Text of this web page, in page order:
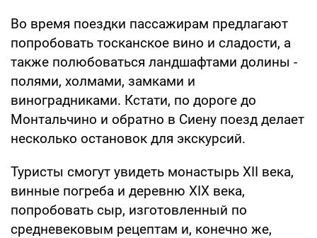
Во время поездки пассажирам предлагают
попробовать тосканское вино и сладости, а
также полюбоваться ландшафтами долины -
полями, холмами, замками и
виноградниками. Кстати, по дороге до
Монтальчино и обратно в Сиену поезд делает
несколько остановок для экскурсий.
Туристы смогут увидеть монастырь XII века,
винные погреба и деревню XIX века,
попробовать сыр, изготовленный по
средневековым рецептам и, конечно же,